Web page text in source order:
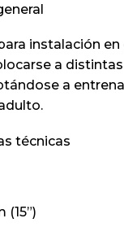
instalación en
a
a
técnicas
(15”)